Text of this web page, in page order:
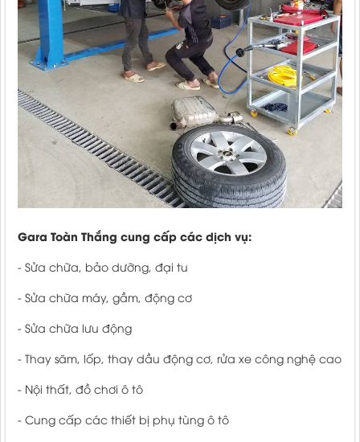
Gara Toàn Thắng cung cấp các dịch vụ:
- Sửa chữa, bảo dưỡng, đại tu
- Sửa chữa máy, gầm, động cơ
- Sửa chữa lưu động
- Thay săm, lốp, thay dầu động cơ, rửa xe công nghệ cao
- Nội thất, đồ chơi ô tô
- Cung cấp các thiết bị phụ tùng ô tô